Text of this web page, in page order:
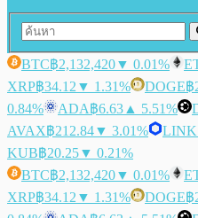
BTC฿2,132,420▼ 0.01%
XRP฿34.12 ▼ 1.31% DOGE฿
0.84%
ADA฿6.63 ▲ 5.51%
AVAX฿212.84▼ 3.01% LINK
KUB฿20.25▼ 0.21%
BTC฿2,132,420▼ 0.01%
XRP฿34.12 ▼ 1.31% DOGE฿